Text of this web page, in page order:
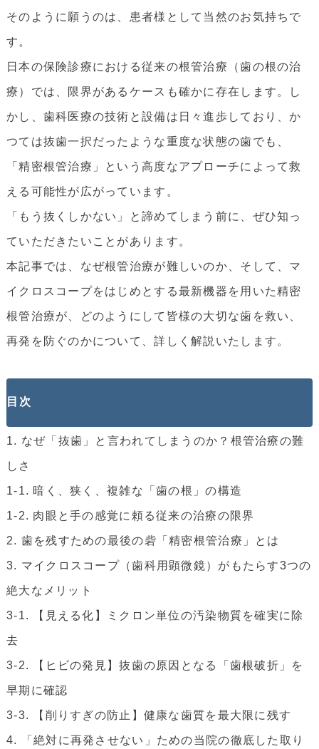
そのように願うのは、患者様として当然のお気持ちで
す。
日本の保険診療における従来の根管治療（歯の根の治
療）では、限界があるケースも確かに存在します。し
かし、歯科医療の技術と設備は日々進歩しており、か
つては抜歯一択だったような重度な状態の歯でも、
「精密根管治療」という高度なアプローチによって救
える可能性が広がっています。
「もう抜くしかない」と諦めてしまう前に、ぜひ知っ
ていただきたいことがあります。
本記事では、なぜ根管治療が難しいのか、そして、マ
イクロスコープをはじめとする最新機器を用いた精密
根管治療が、どのようにして皆様の大切な歯を救い、
再発を防ぐのかについて、詳しく解説いたします。
目次
1. なぜ「抜歯」と言われてしまうのか？根管治療の難
しさ
1-1. 暗く、狭く、複雑な「歯の根」の構造
1-2. 肉眼と手の感覚に頼る従来の治療の限界
2. 歯を残すための最後の砦「精密根管治療」とは
3. マイクロスコープ（歯科用顕微鏡）がもたらす3つの
絶大なメリット
3-1. 【見える化】ミクロン単位の汚染物質を確実に除
去
3-2. 【ヒビの発見】抜歯の原因となる「歯根破折」を
早期に確認
3-3. 【削りすぎの防止】健康な歯質を最大限に残す
4. 「絶対に再発させない」ための当院の徹底した取り